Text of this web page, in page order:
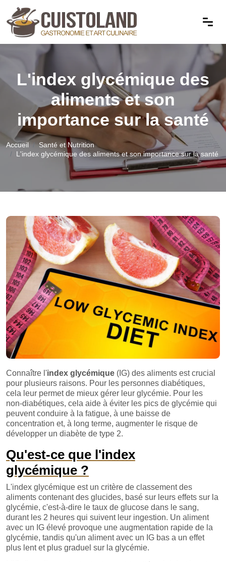
L'index glycémique des
aliments et son
importance sur la santé
Accueil
Santé et Nutrition
L'index glycémique des aliments et son importance sur la santé
Connaître l'index glycémique (IG) des aliments est crucial
pour plusieurs raisons. Pour les personnes diabétiques,
cela leur permet de mieux gérer leur glycémie. Pour les
non-diabétiques, cela aide à éviter les pics de glycémie qui
peuvent conduire à la fatigue, à une baisse de
concentration et, à long terme, augmenter le risque de
développer un diabète de type 2.
Qu'est-ce que l'index
glycémique ?
L'index glycémique est un critère de classement des
aliments contenant des glucides, basé sur leurs effets sur la
glycémie, c'est-à-dire le taux de glucose dans le sang,
durant les 2 heures qui suivent leur ingestion. Un aliment
avec un IG élevé provoque une augmentation rapide de la
glycémie, tandis qu'un aliment avec un IG bas a un effet
plus lent et plus graduel sur la glycémie.